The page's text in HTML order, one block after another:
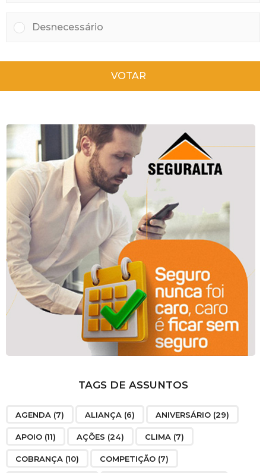
Desnecessário
VOTAR
TAGS DE ASSUNTOS
AGENDA (7) ALIANÇA (6) ANIVERSÁRIO (29)
APOIO (11) AÇÕES (24) CLIMA (7)
COBRANÇA (10) COMPETIÇÃO (7)